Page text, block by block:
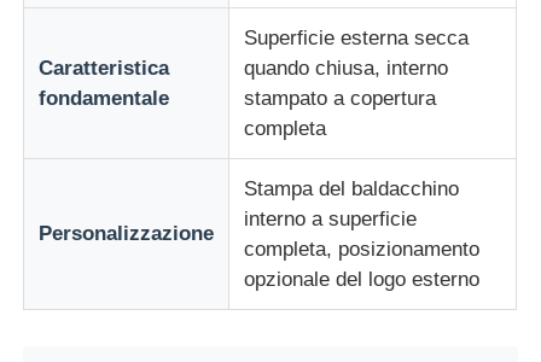
Caratteristica
fondamentale
Superficie esterna secca
quando chiusa, interno
stampato a copertura
completa
Personalizzazione
Stampa del baldacchino
interno a superficie
completa, posizionamento
opzionale del logo esterno